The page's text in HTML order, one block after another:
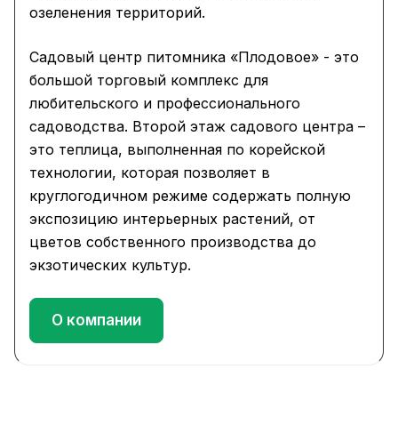
озеленения территорий.
Садовый центр питомника «Плодовое» - это
большой торговый комплекс для
любительского и профессионального
садоводства. Второй этаж садового центра –
это теплица, выполненная по корейской
технологии, которая позволяет в
круглогодичном режиме содержать полную
экспозицию интерьерных растений, от
цветов собственного производства до
экзотических культур.
О компании